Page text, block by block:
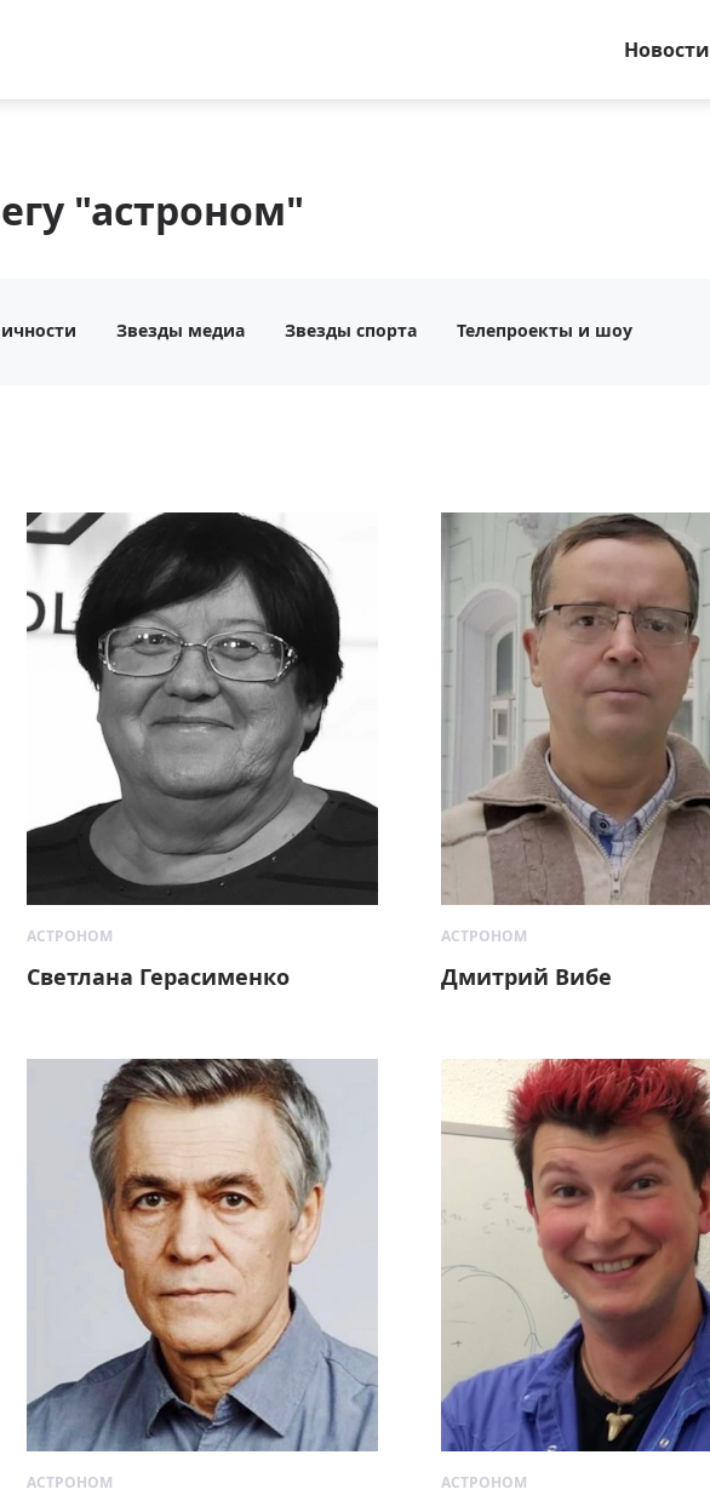
Новости
"астроном"
Звезды медиа Звезды спорта Телепроекты и шоу
АСТРОНОМ
Светлана Герасименко
АСТРОНОМ
Дмитрий Вибе
АСТРОНОМ АСТРОНОМ